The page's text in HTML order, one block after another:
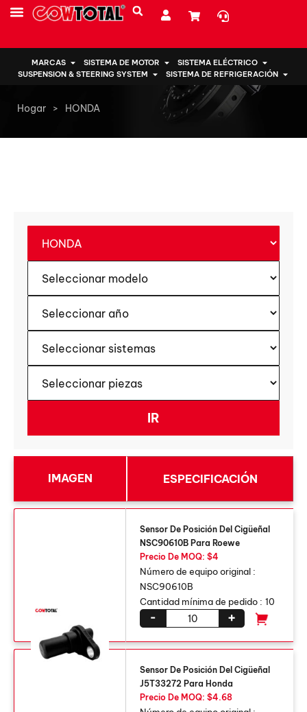
MARCAS SISTEMA DE MOTOR
SISTEMA ELÉCTRICO
SUSPENSION & STEERING SYSTEM
SISTEMA DE REFRIGERACIÓN
Hogar > HONDA
IMAGEN ESPECIFICACIÓN
Sensor De Posición Del Cigüeñal
NSC90610B Para Roewe
Precio De MOQ: $4
Número de equipo original :
NSC90610B
Cantidad mínima de pedido : 10
+
-
Sensor De Posición Del Cigüeñal
J5T33272 Para Honda
Precio De MOQ: $4.68